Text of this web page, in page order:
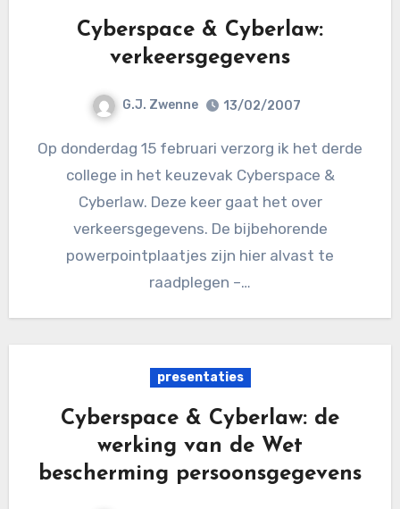
Cyberspace & Cyberlaw:
verkeersgegevens
G.J. Zwenne 13/02/2007
Op donderdag 15 februari verzorg ik het derde
college in het keuzevak Cyberspace &
Cyberlaw. Deze keer gaat het over
verkeersgegevens. De bijbehorende
powerpointplaatjes zijn hier alvast te
raadplegen –…
presentaties
Cyberspace & Cyberlaw: de
werking van de Wet
bescherming persoonsgegevens